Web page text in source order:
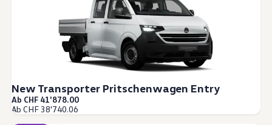
New Transporter Pritschenwagen Entry
Ab CHF 41'878.00
Ab CHF 38'740.06